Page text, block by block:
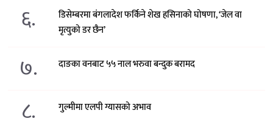
६.
डिसेम्बरमा बंगलादेश फर्किने शेख हसिनाको घोषणा, ‘जेल वा
मृत्युको डर छैन’
७. दाङका वनबाट ५५ नाल भरुवा बन्दुक बरामद
८. गुल्मीमा एलपी ग्यासको अभाव